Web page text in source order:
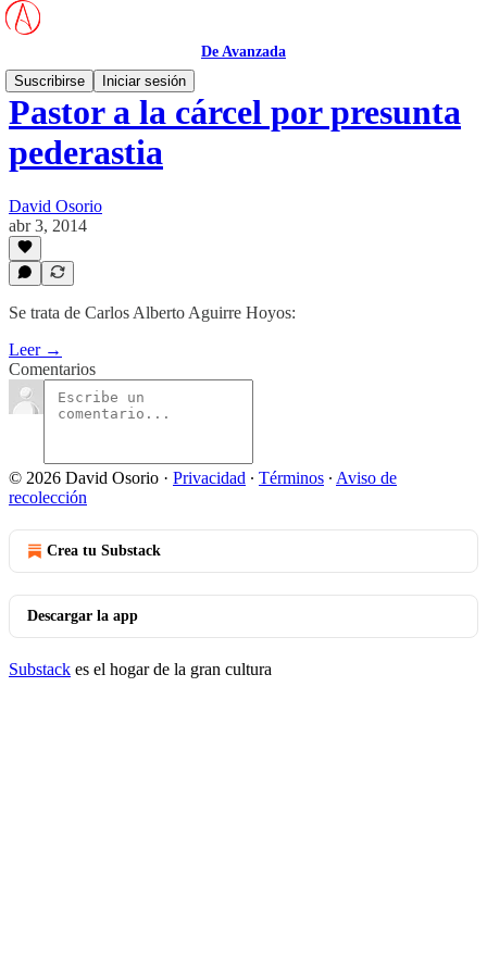
De Avanzada
Suscribirse
Iniciar sesión
Pastor a la cárcel por presunta
pederastia
David Osorio
abr 3, 2014
Se trata de Carlos Alberto Aguirre Hoyos:
Leer →
Comentarios
© 2026 David Osorio · Privacidad ∙ Términos ∙ Aviso de
recolección
Crea tu Substack
Descargar la app
Substack es el hogar de la gran cultura